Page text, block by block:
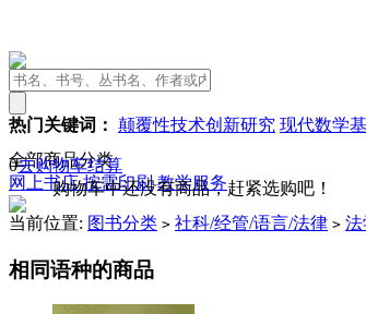
热门关键词： 颠覆性技术创新研究 现代数学
0去购物车结算
购物车中还没有商品，赶紧选购吧！
全部商品分类
网上书店按需印刷 教学服务
当前位置: 图书分类 > 社科/经管/语言/法律 > 法
相同语种的商品